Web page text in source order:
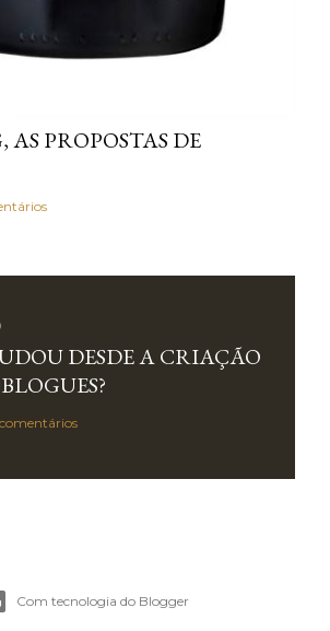
PROPOSTAS DE
DESDE A CRIAÇÃO
Com tecnologia do Blogger